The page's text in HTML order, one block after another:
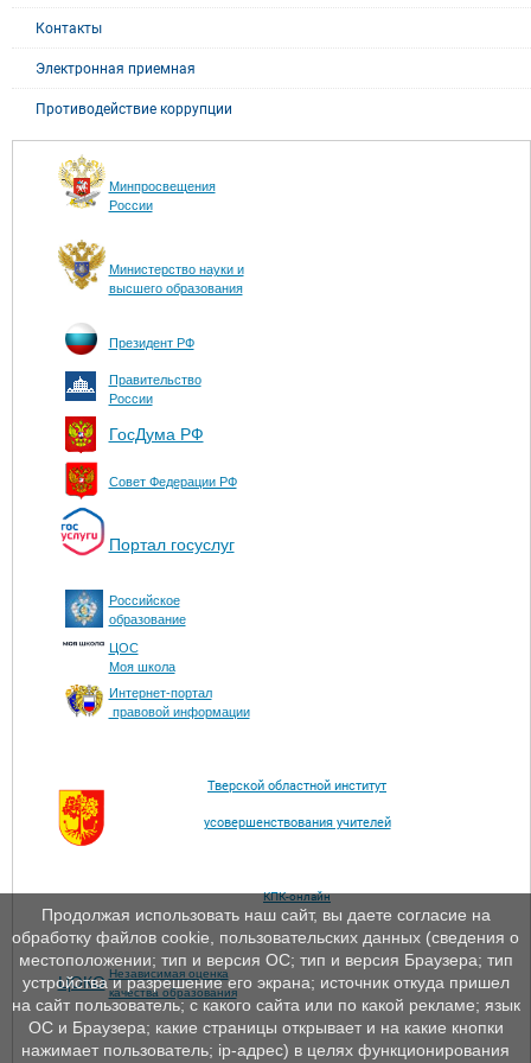
Контакты
Электронная приемная
Противодействие коррупции
Минпросвещения
России
Министерство науки и
высшего образования
Президент РФ
Правительство
России
ГосДума РФ
Совет Федерации РФ
Портал госуслуг
Российское
образование
ЦОС
Моя школа
Интернет-портал
правовой информации
Тверской областной институт
усовершенствования учителей
КПК-онлайн
ЦОКО Независимая оценка
качества образования
Продолжая использовать наш сайт, вы даете согласие на
обработку файлов cookie, пользовательских данных (сведения о
местоположении; тип и версия ОС; тип и версия Браузера; тип
устройства и разрешение его экрана; источник откуда пришел
на сайт пользователь; с какого сайта или по какой рекламе; язык
ОС и Браузера; какие страницы открывает и на какие кнопки
нажимает пользователь; ip-адрес) в целях функционирования